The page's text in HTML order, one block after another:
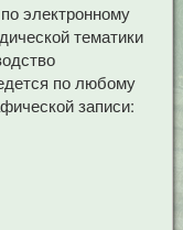
электронному
тематики
по любому
записи: